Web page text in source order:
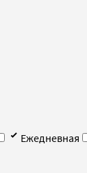
Ежедневная